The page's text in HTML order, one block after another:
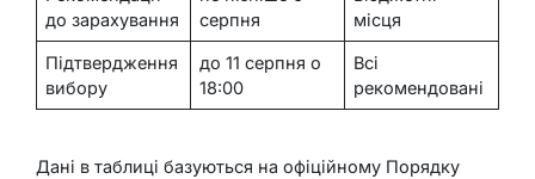
до зарахування
серпня
місця
Підтвердження
вибору
до 11 серпня о
18:00
Всі
рекомендовані
Дані в таблиці базуються на офіційному Порядку